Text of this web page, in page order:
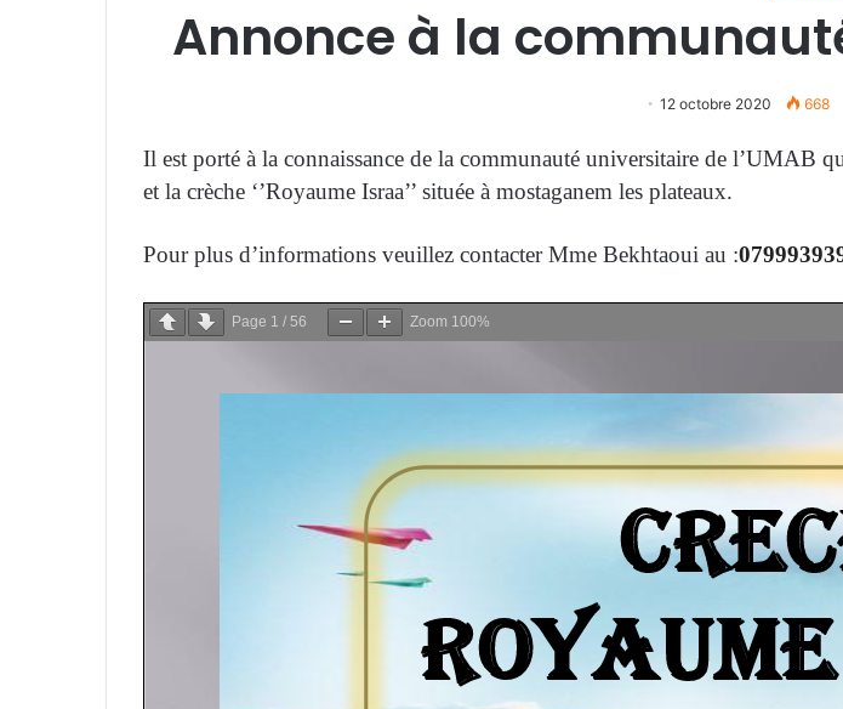
Annonce à la
12 octobre 2020 668
Il est porté à la connaissance de la communauté universitaire de l’UMAB
et la crèche ‘’Royaume Israa’’ située à mostaganem les plateaux.
Pour plus d’informations veuillez contacter Mme Bekhtaoui au :
Page 1 / 56 Zoom 100%